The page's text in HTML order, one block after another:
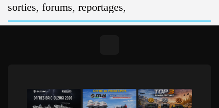
sorties, forums, reportages,